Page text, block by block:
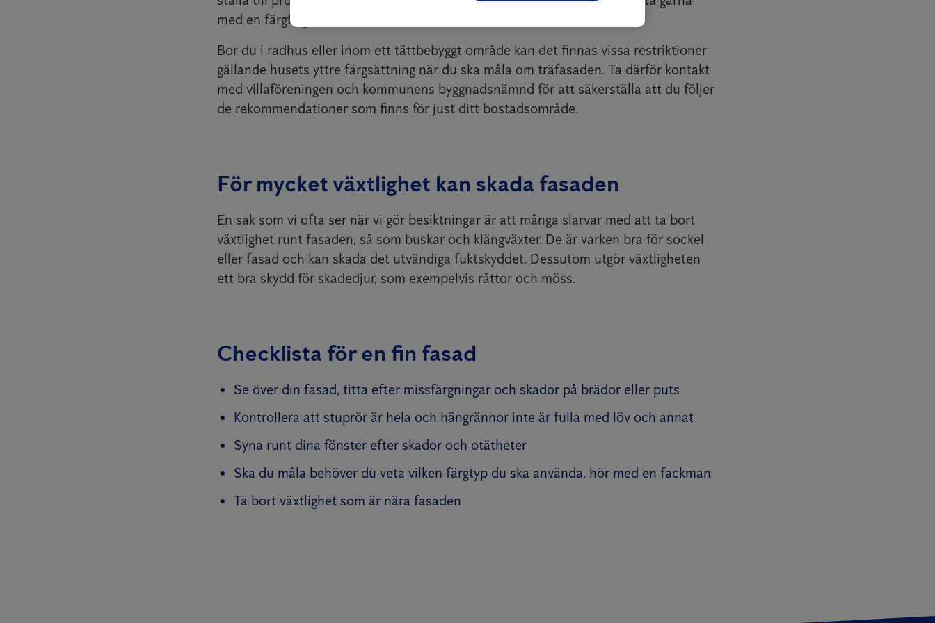
med en färgflaga till butiken för att få fram rätt kulör, avslutar Stefan.
Bor du i radhus eller inom ett tättbebyggt område kan det finnas vissa restriktioner
gällande husets yttre färgsättning när du ska måla om träfasaden. Ta därför kontakt
med villaföreningen och kommunens byggnadsnämnd för att säkerställa att du följer
de rekommendationer som finns för just ditt bostadsområde.
För mycket växtlighet kan skada fasaden
En sak som vi ofta ser när vi gör besiktningar är att många slarvar med att ta bort
växtlighet runt fasaden, så som buskar och klängväxter. De är varken bra för sockel
eller fasad och kan skada det utvändiga fuktskyddet. Dessutom utgör växtligheten
ett bra skydd för skadedjur, som exempelvis råttor och möss.
Checklista för en fin fasad
Se över din fasad, titta efter missfärgningar och skador på brädor eller puts
Kontrollera att stuprör är hela och hängrännor inte är fulla med löv och annat
Syna runt dina fönster efter skador och otätheter
Ska du måla behöver du veta vilken färgtyp du ska använda, hör med en fackman
Ta bort växtlighet som är nära fasaden